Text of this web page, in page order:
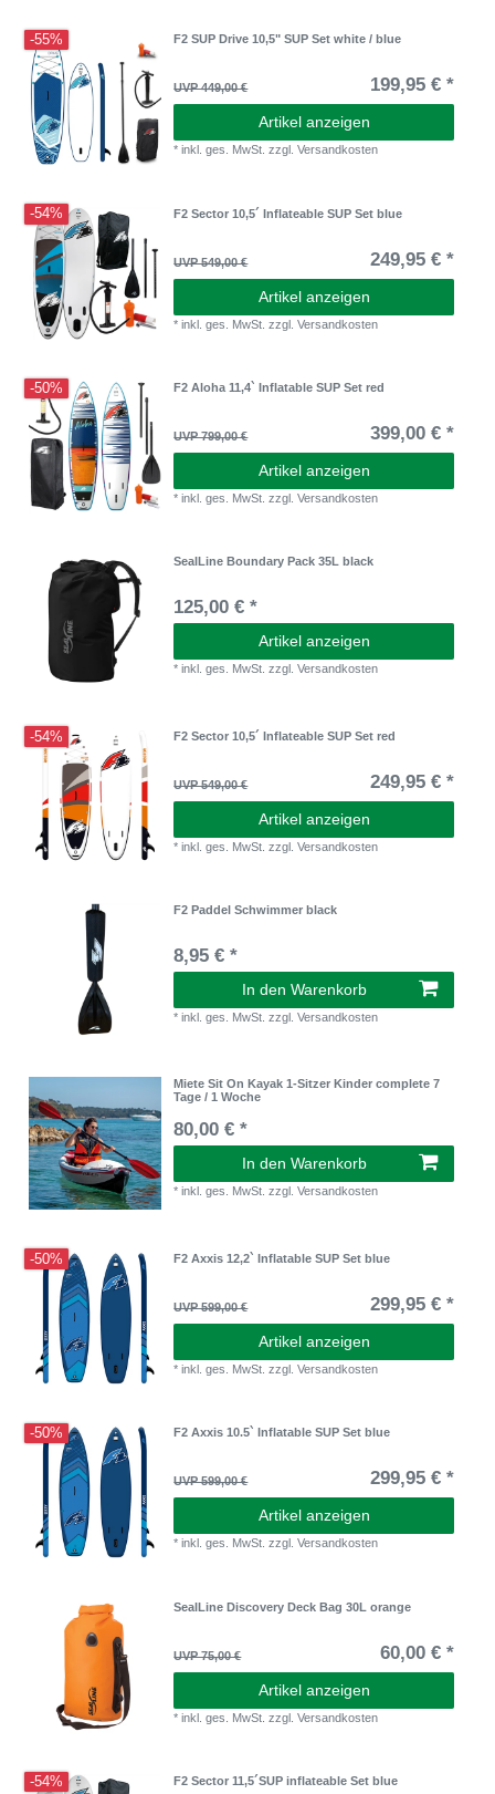
-55% F2 SUP Drive 10,5" SUP Set white / blue
UVP 449,00 € 199,95 € *
Artikel anzeigen
*inkl. ges. MwSt. zzgl.Versandkosten
-54% F2 Sector 10,5´ Inflateable SUP Set blue
UVP 549,00 € 249,95 € *
Artikel anzeigen
*inkl. ges. MwSt. zzgl.Versandkosten
-50% F2 Aloha 11,4` Inflatable SUP Set red
UVP 799,00 € 399,00 € *
Artikel anzeigen
*inkl. ges. MwSt. zzgl.Versandkosten
SealLine Boundary Pack 35L black
125,00 € *
Artikel anzeigen
*inkl. ges. MwSt. zzgl.Versandkosten
-54% F2 Sector 10,5´ Inflateable SUP Set red
UVP 549,00 € 249,95 € *
Artikel anzeigen
*inkl. ges. MwSt. zzgl.Versandkosten
F2 Paddel Schwimmer black
8,95 € *
In den Warenkorb
*inkl. ges. MwSt. zzgl.Versandkosten
Miete Sit On Kayak 1-Sitzer Kinder complete 7
Tage / 1 Woche
80,00 € *
In den Warenkorb
*inkl. ges. MwSt. zzgl.Versandkosten
-50% F2 Axxis 12,2` Inflatable SUP Set blue
UVP 599,00 € 299,95 € *
Artikel anzeigen
*inkl. ges. MwSt. zzgl.Versandkosten
-50% F2 Axxis 10.5` Inflatable SUP Set blue
UVP 599,00 € 299,95 € *
Artikel anzeigen
*inkl. ges. MwSt. zzgl.Versandkosten
SealLine Discovery Deck Bag 30L orange
UVP 75,00 € 60,00 € *
Artikel anzeigen
*inkl. ges. MwSt. zzgl.Versandkosten
-54% F2 Sector 11,5´SUP inflateable Set blue